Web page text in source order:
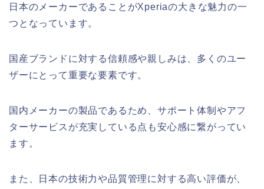
日本のメーカーであることがXperiaの大きな魅力の一
つとなっています。
国産ブランドに対する信頼感や親しみは、多くのユー
ザーにとって重要な要素です。
国内メーカーの製品であるため、サポート体制やアフ
ターサービスが充実している点も安心感に繋がってい
ます。
また、日本の技術力や品質管理に対する高い評価が、